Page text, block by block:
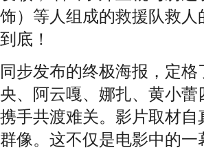
饰）等人组成的救援队救
到底！
同步发布的终极海报，定
央、阿云嘎、娜扎、黄小
携手共渡难关。影片取材
群像。这不仅是电影中的